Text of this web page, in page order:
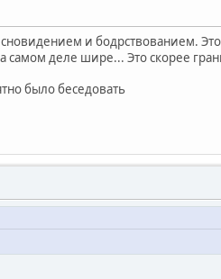
и бодрствованием.
самом деле шире... Это скорее
было беседовать